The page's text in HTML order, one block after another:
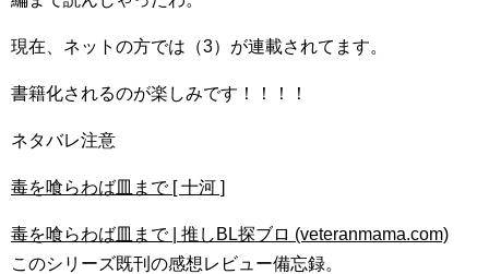
現在、ネットの方では（3）が連載されてます。
書籍化されるのが楽しみです！！！！
ネタバレ注意
毒を喰らわば皿まで [ 十河 ]
毒を喰らわば皿まで | 推しBL探ブロ (veteranmama.com)
このシリーズ既刊の感想レビュー備忘録。